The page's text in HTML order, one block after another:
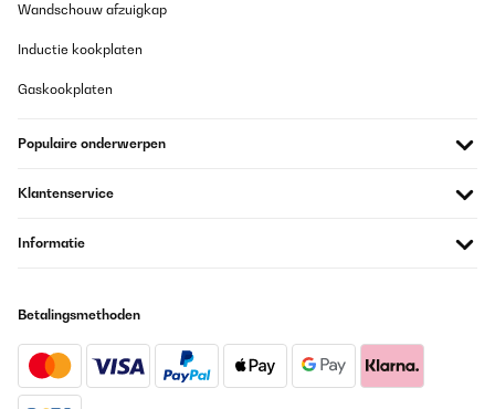
Wandschouw afzuigkap
Inductie kookplaten
Gaskookplaten
Populaire onderwerpen
Klantenservice
Informatie
Betalingsmethoden